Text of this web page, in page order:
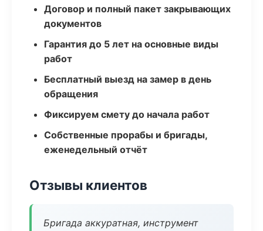
Договор и полный пакет закрывающих
документов
Гарантия до 5 лет на основные виды
работ
Бесплатный выезд на замер в день
обращения
Фиксируем смету до начала работ
Собственные прорабы и бригады,
еженедельный отчёт
Отзывы клиентов
Бригада аккуратная, инструмент